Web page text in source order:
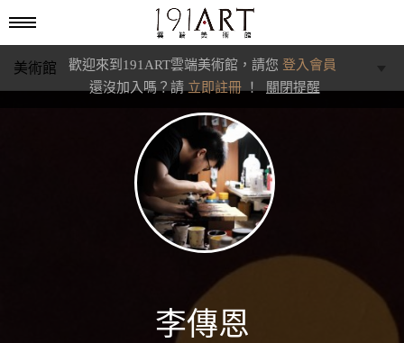
歡迎來到191ART雲端美術館，請您 登入會員
還沒加入嗎？請 立即註冊！ 關閉提醒
美術館
李傳恩